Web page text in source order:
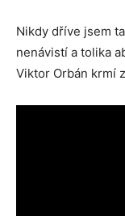
Nikdy dříve jsem
nenávistí a tolika
Viktor Orbán krmí